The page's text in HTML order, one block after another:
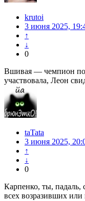
krutoi
3 июня 2025,
↑
↓
0
Вшивая — чемпион по
участвовала, Леон
taTata
3 июня 2025,
↑
↓
0
Карпенко, ты, падаль,
всех возразивших